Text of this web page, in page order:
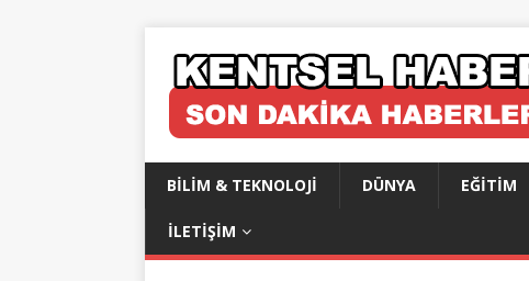
BILIM & TEKNOLOJI DÜNYA EĞITIM
İLETIŞIM